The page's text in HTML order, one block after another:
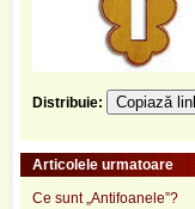
Distribuie: Copiază
Articolele urmatoare
Ce sunt „Antifoanele”?